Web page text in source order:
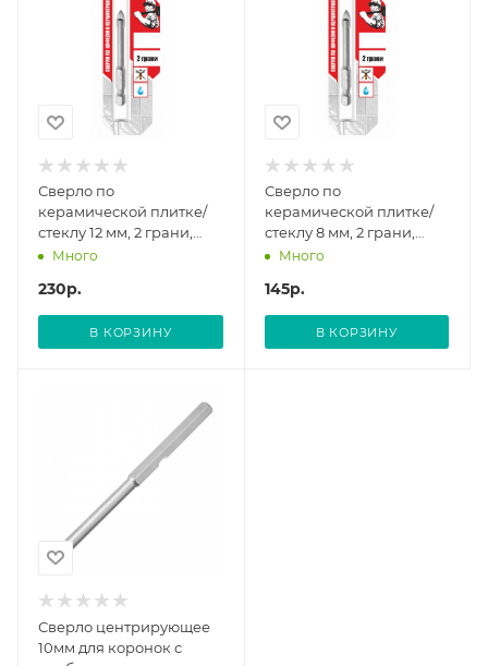
Сверло по
керамической плитке/
стеклу 12 мм, 2 грани,
шестигр. хвостовик//
Много
230р.
В КОРЗИНУ
Сверло по
керамической плитке/
стеклу 8 мм, 2 грани,
шестигр. хвостовик//
Много
145р.
В КОРЗИНУ
Сверло центрирующее
10мм для коронок с